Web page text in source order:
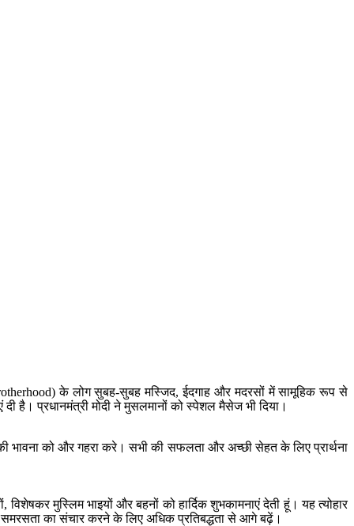
के लोग सुबह-सुबह मस्जिद, ईदगाह और मदरसों में सामूहिक रूप से
है। प्रधानमंत्री मोदी ने मुसलमानों को स्पेशल मैसेज भी दिया।
भावना को और गहरा करे। सभी की सफलता और अच्छी सेहत के लिए प्रार्थना
मुस्लिम भाइयों और बहनों को हार्दिक शुभकामनाएं देती हूं। यह त्योहार
का संचार करने के लिए अधिक प्रतिबद्धता से आगे बढ़ें।